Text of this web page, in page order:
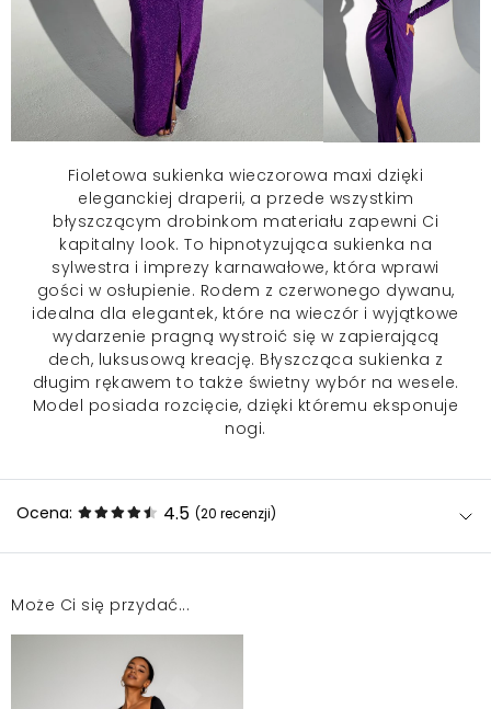
Fioletowa sukienka wieczorowa maxi dzięki
eleganckiej draperii, a przede wszystkim
błyszczącym drobinkom materiału zapewni Ci
kapitalny look. To hipnotyzująca sukienka na
sylwestra i imprezy karnawałowe, która wprawi
gości w osłupienie. Rodem z czerwonego dywanu,
idealna dla elegantek, które na wieczór i wyjątkowe
wydarzenie pragną wystroić się w zapierającą
dech, luksusową kreację. Błyszcząca sukienka z
długim rękawem to także świetny wybór na wesele.
Model posiada rozcięcie, dzięki któremu eksponuje
nogi.
Ocena: 4.5 (20 recenzji)
Może Ci się przydać...